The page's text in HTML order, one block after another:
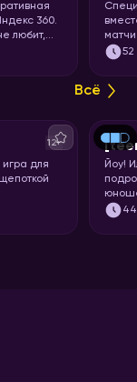
360.
любит,
Так что
разные
работа.
52
Всё
12+
игра для
Йоу!
44